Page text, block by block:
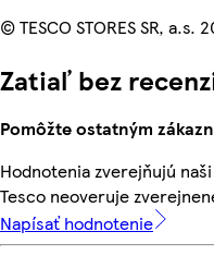
© TESCO STORES SR, a.s.
Zatiaľ bez
Pomôžte ostatným
Hodnotenia zverejňujú
Tesco neoveruje
Napísať hodnotenie